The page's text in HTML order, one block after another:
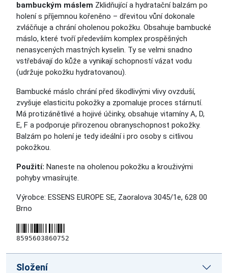
bambuckým máslem Zklidňující a hydratační balzám po
holení s příjemnou kořeněno – dřevitou vůní dokonale
zvláčňuje a chrání oholenou pokožku. Obsahuje bambucké
máslo, které tvoří především komplex prospěšných
nenasycených mastných kyselin. Ty se velmi snadno
vstřebávají do kůže a vynikají schopností vázat vodu
(udržuje pokožku hydratovanou).
Bambucké máslo chrání před škodlivými vlivy ovzduší,
zvyšuje elasticitu pokožky a zpomaluje proces stárnutí.
Má protizánětlivé a hojivé účinky, obsahuje vitamíny A, D,
E, F a podporuje přirozenou obranyschopnost pokožky.
Balzám po holení je tedy ideální i pro osoby s citlivou
pokožkou.
Použití: Naneste na oholenou pokožku a krouživými
pohyby vmasírujte.
Výrobce: ESSENS EUROPE SE, Zaoralova 3045/1e, 628 00
Brno
8595603860752
Složení